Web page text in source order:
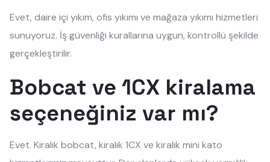
Evet, daire içi yıkım, ofis yıkımı ve mağaza yıkımı hizmetleri
sunuyoruz. İş güvenliği kurallarına uygun, kontrollü şekilde
gerçekleştirilir.
Bobcat ve 1CX kiralama
seçeneğiniz var mı?
Evet. Kiralık bobcat, kiralık 1CX ve kiralık mini kato